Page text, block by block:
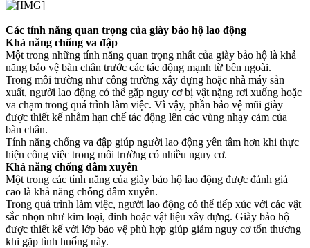
Các tính năng quan trọng của giày bảo hộ lao động
Khả năng chống va đập
Một trong những tính năng quan trọng nhất của giày bảo hộ là khả
năng bảo vệ bàn chân trước các tác động mạnh từ bên ngoài.
Trong môi trường như công trường xây dựng hoặc nhà máy sản
xuất, người lao động có thể gặp nguy cơ bị vật nặng rơi xuống hoặc
va chạm trong quá trình làm việc. Vì vậy, phần bảo vệ mũi giày
được thiết kế nhằm hạn chế tác động lên các vùng nhạy cảm của
bàn chân.
Tính năng chống va đập giúp người lao động yên tâm hơn khi thực
hiện công việc trong môi trường có nhiều nguy cơ.
Khả năng chống đâm xuyên
Một trong các tính năng của giày bảo hộ lao động được đánh giá
cao là khả năng chống đâm xuyên.
Trong quá trình làm việc, người lao động có thể tiếp xúc với các vật
sắc nhọn như kim loại, đinh hoặc vật liệu xây dựng. Giày bảo hộ
được thiết kế với lớp bảo vệ phù hợp giúp giảm nguy cơ tổn thương
khi gặp tình huống này.